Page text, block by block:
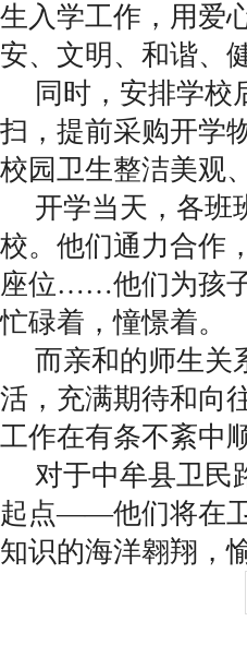
生入学工作，用爱
安、文明、和谐、
同时，安排学校
扫，提前采购开学
校园卫生整洁美观
开学当天，各班
校。他们通力合作
座位……他们为孩
忙碌着，憧憬着。
而亲和的师生关
活，充满期待和向
工作在有条不紊中
对于中牟县卫民
起点——他们将在
知识的海洋翱翔，